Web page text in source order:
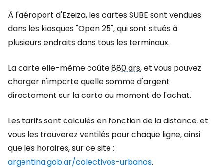
À l'aéroport d'Ezeiza, les cartes SUBE sont vendues
dans les kiosques "Open 25", qui sont situés à
plusieurs endroits dans tous les terminaux.
La carte elle-même coûte880 ars, et vous pouvez
charger n'importe quelle somme d'argent
directement sur la carte au moment de l'achat.
Les tarifs sont calculés en fonction de la distance, et
vous les trouverez ventilés pour chaque ligne, ainsi
que les horaires, sur ce site :
argentina.gob.ar/colectivos-urbanos.